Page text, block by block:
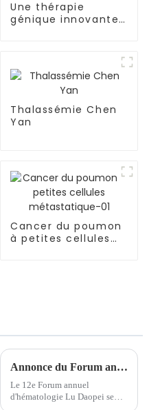
Une thérapie
génique innovante
drépanocytose et
de thalassémie
Thalassémie Chen
Yan
Cancer du poumon
à petites cellules
Annonce du Forum annuel d'hématologie Lu Daopei 2024 en août
Le 12e Forum annuel
d'hématologie Lu Daopei se